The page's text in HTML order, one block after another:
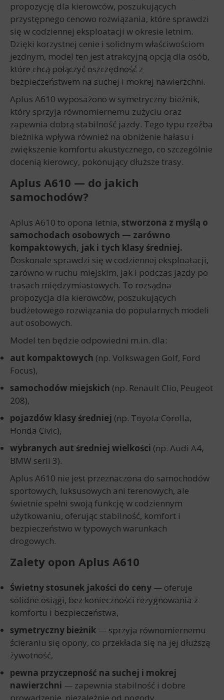
propozycję dla kierowców, poszukujących
przystępnego cenowo rozwiązania, które sprawdzi
się w codziennej eksploatacji w okresie letnim.
Dzięki korzystnej cenie i solidnym właściwościom
jezdnym, model ten jest atrakcyjną opcją dla osób,
które chcą połączyć oszczędność z
bezpieczeństwem na suchej i mokrej nawierzchni.
Aplus A610 wyposażono w symetryczny bieżnik,
który sprzyja równomiernemu zużyciu oraz
zapewnia dobrą stabilność jazdy. Tego typu rzeźba
bieżnika wpływa również na obniżenie hałasu i
zwiększenie komfortu akustycznego, co szczególnie
docenią kierowcy, pokonujący dłuższe trasy.
Aplus A610 — do jakich
samochodów?
Aplus A610 to opona letnia, stworzona z myślą o
samochodach osobowych — zarówno
kompaktowych, jak i tych klasy średniej.
Doskonale sprawdzi się w codziennej eksploatacji,
zarówno w ruchu miejskim, jak i podczas jazdy po
trasach międzymiastowych. To rozsądna
propozycja dla kierowców, poszukujących
budżetowego rozwiązania do popularnych modeli
aut osobowych.
Model ten będzie odpowiedni m.in. dla:
aut kompaktowych (np. Volkswagen Golf, Ford
Focus),
samochodów miejskich (np. Renault Clio, Peugeot
208),
pojazdów klasy średniej (np. Toyota Corolla,
Honda Civic),
wybranych aut średniej wielkości (np. Audi A4,
BMW serii 3).
Aplus A610 nie jest przeznaczona do samochodów
sportowych, luksusowych ani terenowych, ale
świetnie spełni swoją funkcję w codziennym
użytkowaniu, oferując stabilność, komfort i
bezpieczeństwo w typowych warunkach
drogowych.
Zalety opon Aplus A610
Świetny stosunek jakości do ceny — oferuje
solidne osiągi, bez konieczności rezygnowania z
komfortu i bezpieczeństwa,
symetryczny bieżnik — sprzyja równomiernemu
ścieraniu się opony, co przekłada się na jej dłuższą
żywotność,
pewna przyczepność na suchej i mokrej
nawierzchni — zapewnia stabilność i dobre